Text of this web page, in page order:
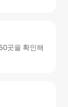
곳을 확인해